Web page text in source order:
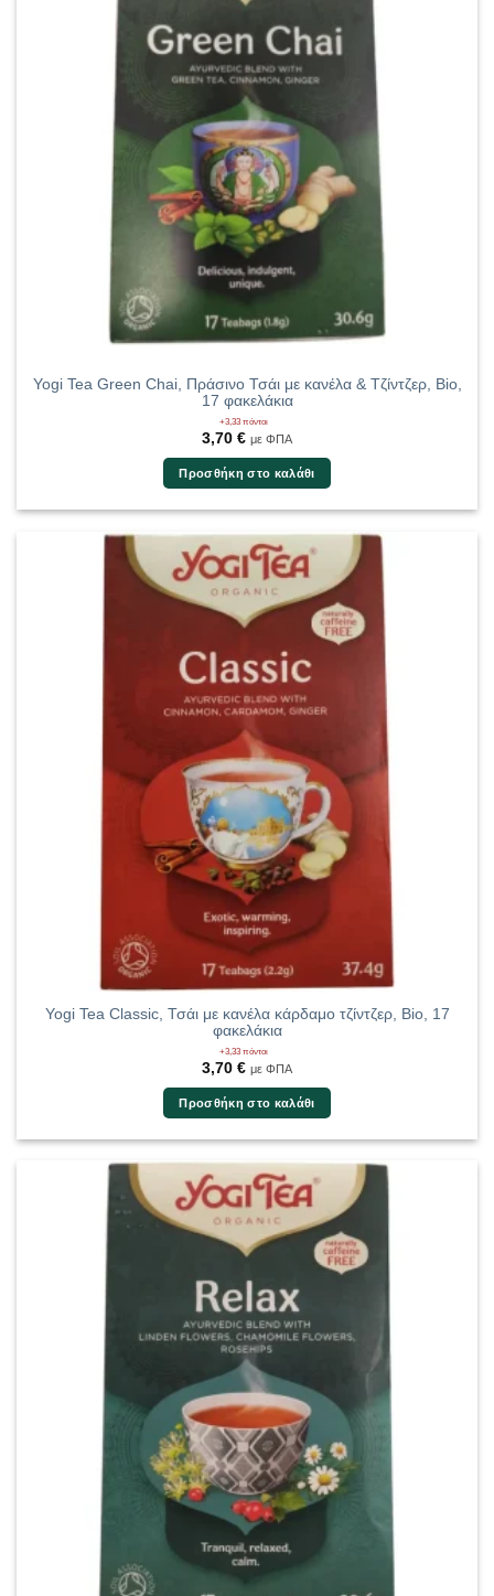
Yogi Tea Green Chai, Πράσινο Τσάι με κανέλα & Τζίντζερ, Bio,
17 φακελάκια
+3,33 πόντοι
3,70 € με ΦΠΑ
Προσθήκη στο καλάθι
Yogi Tea Classic, Τσάι με κανέλα κάρδαμο τζίντζερ, Bio, 17
φακελάκια
+3,33 πόντοι
3,70 € με ΦΠΑ
Προσθήκη στο καλάθι